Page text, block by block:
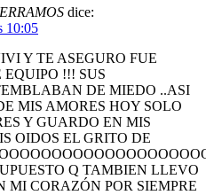
dice:
10:05
Y TE ASEGURO FUE
EQUIPO !!! SUS
DE MIEDO ..ASI
MIS AMORES HOY SOLO
Y GUARDO EN MIS
OIDOS EL GRITO DE
Q TAMBIEN LLEVO
MI CORAZÓN POR SIEMPRE